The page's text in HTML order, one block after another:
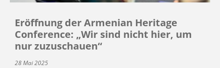
Eröffnung der Armenian Heritage
Conference: „Wir sind nicht hier, um
nur zuzuschauen“
28 Mai 2025